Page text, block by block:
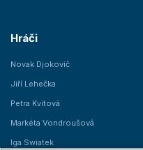
Hráči
Novak Djokovič
Jiří Lehečka
Petra Kvitová
Markéta Vondroušová
Iga Swiatek